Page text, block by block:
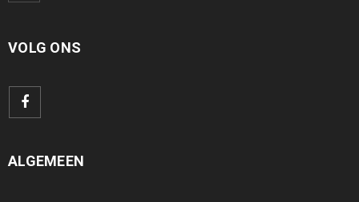
VOLG ONS
ALGEMEEN